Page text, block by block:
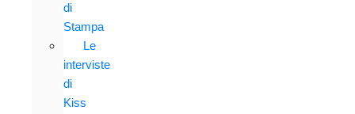
di
Stampa
Le
interviste
di
Kiss